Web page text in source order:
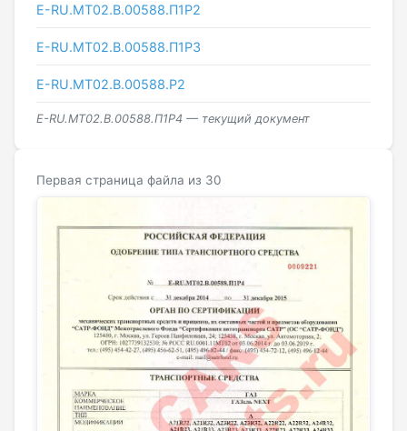
E-RU.МТ02.B.00588.П1Р2
E-RU.МТ02.B.00588.П1Р3
E-RU.МТ02.B.00588.Р2
E-RU.МТ02.B.00588.П1Р4 — текущий документ
Первая страница файла из 30